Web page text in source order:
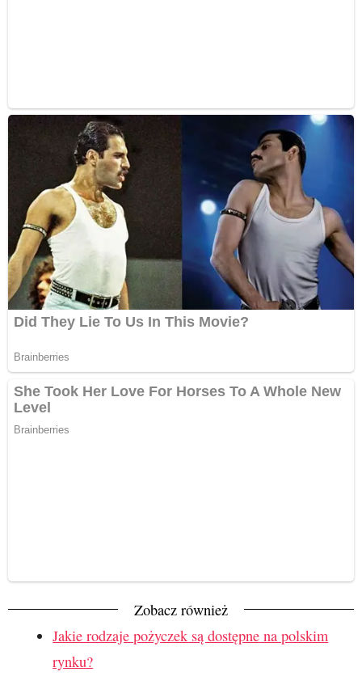
Zobacz również
Jakie rodzaje pożyczek są dostępne na polskim
rynku?